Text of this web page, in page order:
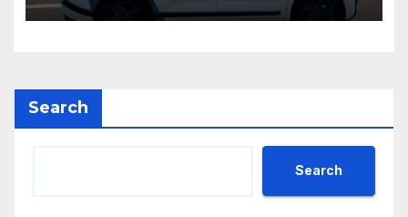
и ние ще им я осигурим
Search
Search